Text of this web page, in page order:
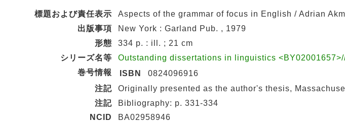
標題および責任表示
Aspects of the grammar of focus in English / Adrian
出版事項
New York : Garland Pub. , 1979
形態
334 p. : ill. ; 21 cm
シリーズ名等
Outstanding dissertations in linguistics
巻号情報
ISBN
0824096916
注記
Originally presented as the author's thesis,
注記
Bibliography: p. 331-334
NCID
BA02958946